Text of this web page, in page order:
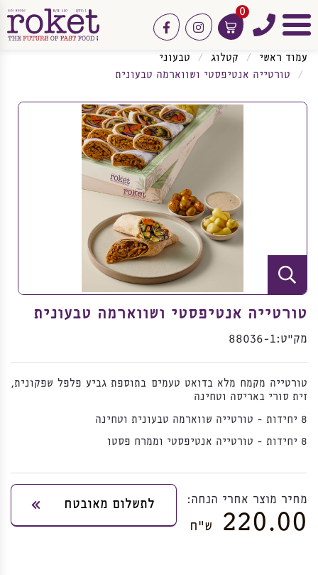
תפריט
טלפון
0
instagram
facebook
עמוד ראשי קטלוג
טבעוני
טורטייה אנטיפסטי ושווארמה טבעונית
טורטייה אנטיפסטי ושווארמה טבעונית
מק”ט:88036-1
טורטייה מקמח מלא בדואט טעמים בתוספת גביע פלפל שפקונית,
זית סורי באריסה וטחינה
8 יחידות - טורטייה שווארמה טבעונית וטחינה
8 יחידות - טורטייה אנטיפסטי וממרח פסטו
מחיר מוצר אחרי הנחה:
220.00 ש”ח
לתשלום מאובטח